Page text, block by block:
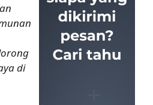
di